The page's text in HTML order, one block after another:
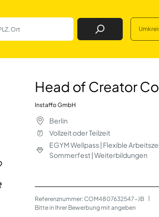
Job Finden
Head of Creator
Instaffo GmbH
Berlin
Vollzeit oder Teilzeit
EGYM Wellpass | Flexible
Sommerfest | Weiterbildungen
Referenznummer: COM4807632547-JB
Bitte in Ihrer Bewerbung mit angeben